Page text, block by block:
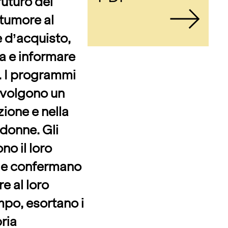
al
d’acquisto,
e informare
I programmi
un
e nella
Gli
il loro
confermano
al loro
esortano i